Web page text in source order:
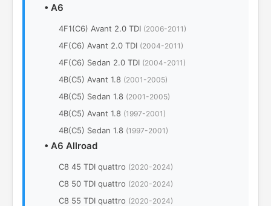
• A6
4F1(C6) Avant 2.0 TDI (2006-2011)
4F(C6) Avant 2.0 TDI (2004-2011)
4F(C6) Sedan 2.0 TDI (2004-2011)
4B(C5) Avant 1.8 (2001-2005)
4B(C5) Sedan 1.8 (2001-2005)
4B(C5) Avant 1.8 (1997-2001)
4B(C5) Sedan 1.8 (1997-2001)
• A6 Allroad
C8 45 TDI quattro (2020-2024)
C8 50 TDI quattro (2020-2024)
C8 55 TDI quattro (2020-2024)